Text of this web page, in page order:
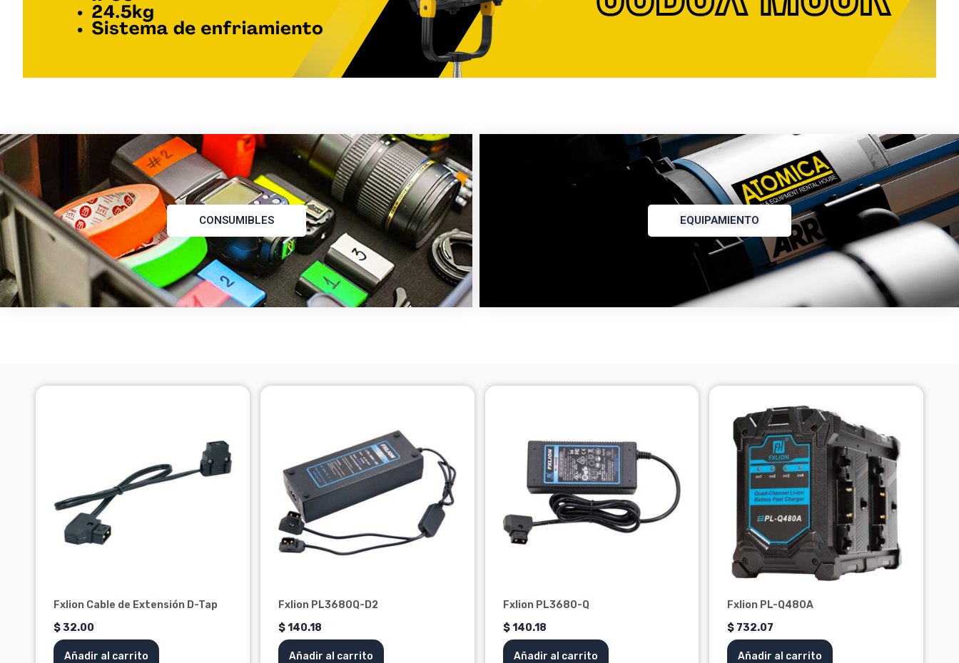
CONSUMIBLES EQUIPAMIENTO
Fxlion Cable de Extensión D-Tap
$32.00
Añadir al carrito
Fxlion PL3680Q-D2
$140.18
Añadir al carrito
Fxlion PL3680-Q
$140.18
Añadir al carrito
Fxlion PL-Q480A
$ 732.07
Añadir al carrito